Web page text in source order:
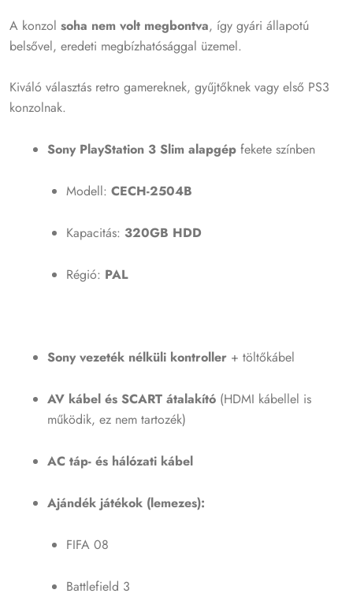
A konzolsoha nem volt megbontva, így gyári állapotú
belsővel, eredeti megbízhatósággal üzemel.
Kiváló választás retro gamereknek, gyűjtőknek vagy első PS3
konzolnak.
Sony PlayStation 3 Slim alapgép fekete színben
Modell:CECH-2504B
Kapacitás: 320GB HDD
Régió: PAL
Sony vezeték nélküli kontroller + töltőkábel
AV kábel és SCART átalakító (HDMI kábellel is
működik, ez nem tartozék)
AC táp- és hálózati kábel
Ajándék játékok (lemezes):
FIFA 08
Battlefield 3